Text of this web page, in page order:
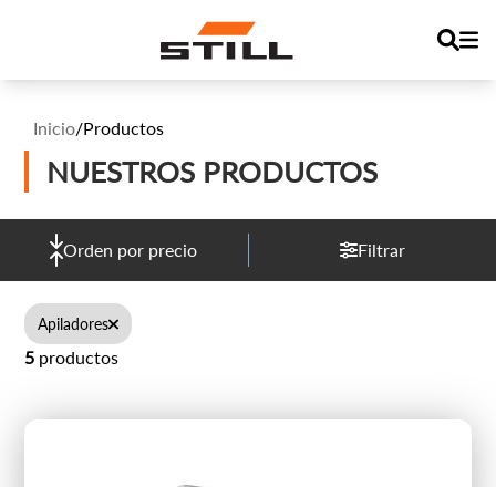
Inicio/Productos
NUESTROS PRODUCTOS
Orden por precio Filtrar
Apiladores
5 productos